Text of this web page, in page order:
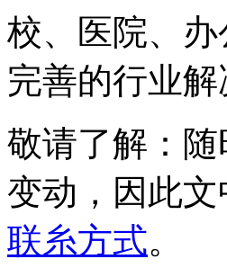
校、医院、
完善的行业解
敬请了解 ：
变动，因此文
联糸方式。